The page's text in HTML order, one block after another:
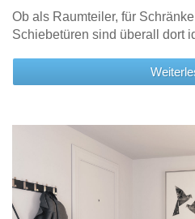
Ob als Raumteiler, für
Schiebetüren sind überall dort